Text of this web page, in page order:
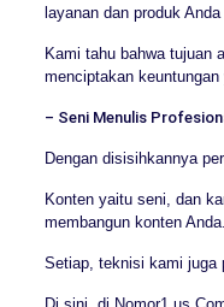
layanan dan produk
Kami tahu bahwa tujuan
menciptakan keuntungan
– Seni Menulis
Dengan disisihkannya
Konten yaitu seni, dan
membangun konten Anda.
Setiap, teknisi kami juga